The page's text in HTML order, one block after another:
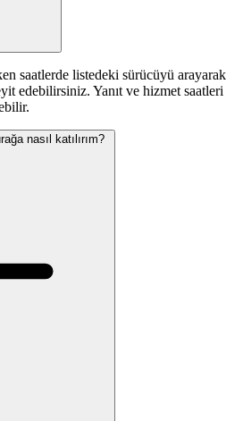
saatlerde listedeki sürücüyü arayarak
edebilirsiniz. Yanıt ve hizmet saatleri
nasıl katılırım?